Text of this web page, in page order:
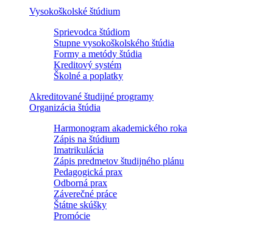
Vysokoškolské štúdium
Sprievodca štúdiom
Stupne vysokoškolského štúdia
Formy a metódy štúdia
Kreditový systém
Školné a poplatky
Akreditované študijné programy
Organizácia štúdia
Harmonogram akademického roka
Zápis na štúdium
Imatrikulácia
Zápis predmetov študijného plánu
Pedagogická prax
Odborná prax
Záverečné práce
Štátne skúšky
Promócie